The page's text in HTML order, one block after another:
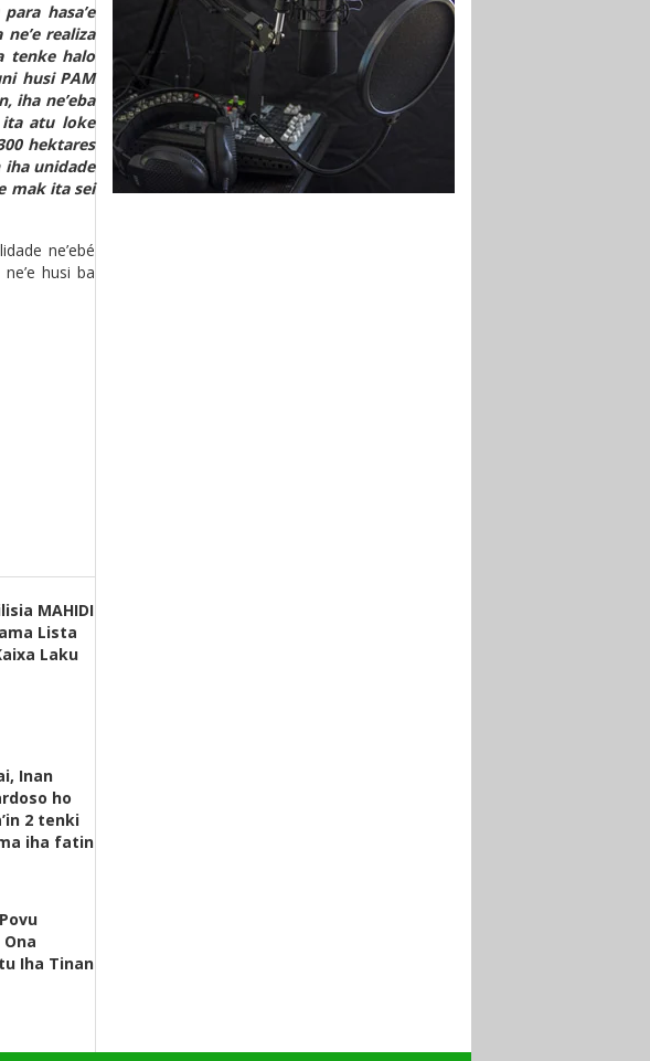
hasa’e
realiza
tenke halo
husi PAM
iha ne’eba
atu loke
hektares
iha unidade
mak ita sei
ne’ebé
husi ba
MAHIDI
Lista
Laku
Inan
ho
2 tenki
iha fatin
Iha Tinan